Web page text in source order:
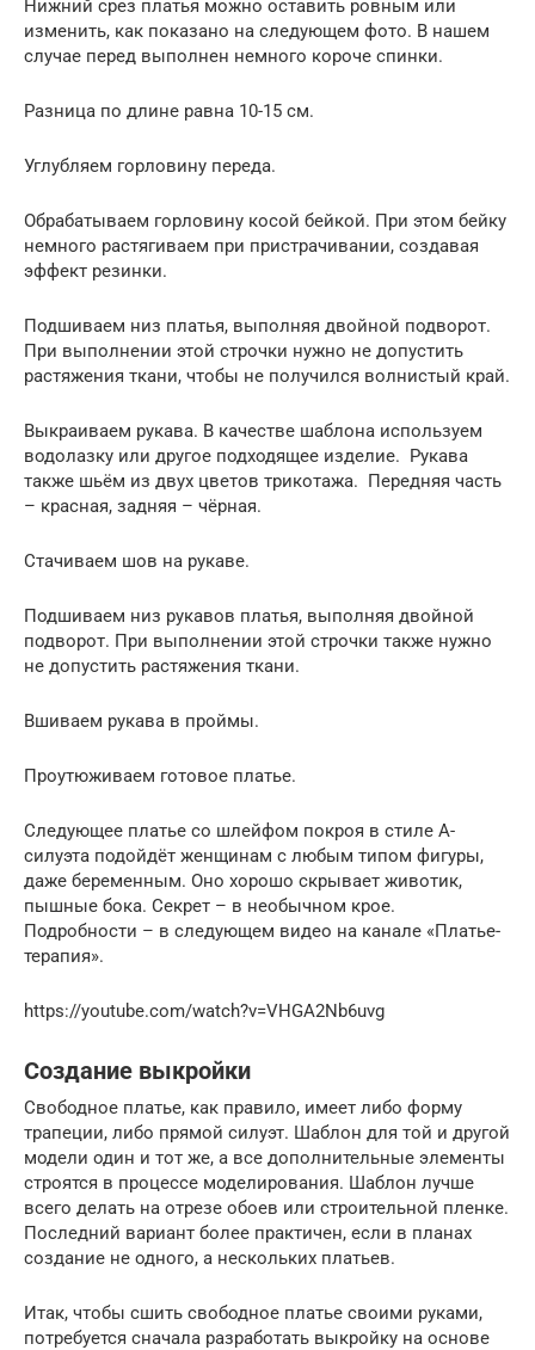
Нижний срез платья можно оставить ровным или
изменить, как показано на следующем фото. В нашем
случае перед выполнен немного короче спинки.
Разница по длине равна 10-15 см.
Углубляем горловину переда.
Обрабатываем горловину косой бейкой. При этом бейку
немного растягиваем при пристрачивании, создавая
эффект резинки.
Подшиваем низ платья, выполняя двойной подворот.
При выполнении этой строчки нужно не допустить
растяжения ткани, чтобы не получился волнистый край.
Выкраиваем рукава. В качестве шаблона используем
водолазку или другое подходящее изделие. Рукава
также шьём из двух цветов трикотажа. Передняя часть
– красная, задняя – чёрная.
Стачиваем шов на рукаве.
Подшиваем низ рукавов платья, выполняя двойной
подворот. При выполнении этой строчки также нужно
не допустить растяжения ткани.
Вшиваем рукава в проймы.
Проутюживаем готовое платье.
Следующее платье со шлейфом покроя в стиле А-
силуэта подойдёт женщинам с любым типом фигуры,
даже беременным. Оно хорошо скрывает животик,
пышные бока. Секрет – в необычном крое.
Подробности – в следующем видео на канале «Платье-
терапия».
https://youtube.com/watch?v=VHGA2Nb6uvg
Создание выкройки
Свободное платье, как правило, имеет либо форму
трапеции, либо прямой силуэт. Шаблон для той и другой
модели один и тот же, а все дополнительные элементы
строятся в процессе моделирования. Шаблон лучше
всего делать на отрезе обоев или строительной пленке.
Последний вариант более практичен, если в планах
создание не одного, а нескольких платьев.
Итак, чтобы сшить свободное платье своими руками,
потребуется сначала разработать выкройку на основе